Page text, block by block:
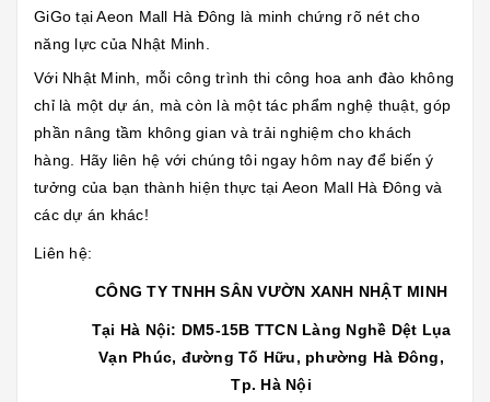
GiGo tại Aeon Mall Hà Đông là minh chứng rõ nét cho
năng lực của Nhật Minh.
Với Nhật Minh, mỗi công trình thi công hoa anh đào không
chỉ là một dự án, mà còn là một tác phẩm nghệ thuật, góp
phần nâng tầm không gian và trải nghiệm cho khách
hàng. Hãy liên hệ với chúng tôi ngay hôm nay để biến ý
tưởng của bạn thành hiện thực tại Aeon Mall Hà Đông và
các dự án khác!
Liên hệ:
CÔNG TY TNHH SÂN VƯỜN XANH NHẬT MINH
Tại Hà Nội: DM5-15B TTCN Làng Nghề Dệt Lụa
Vạn Phúc, đường Tố Hữu, phường Hà Đông,
Tp. Hà Nội